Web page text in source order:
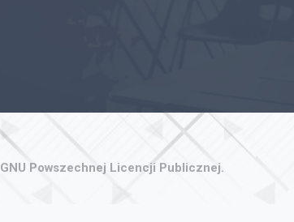
GNU Powszechnej Licencji Publicznej.